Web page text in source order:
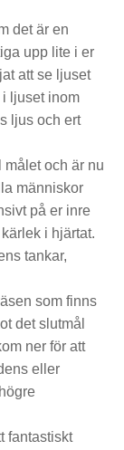
det är en
upp lite i er
att se ljuset
i ljuset inom
ljus och ert
målet och är nu
människor
på er inre
i hjärtat.
tankar,
som finns
det slutmål
ner för att
eller
fantastiskt